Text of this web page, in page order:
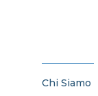
Chi Siamo